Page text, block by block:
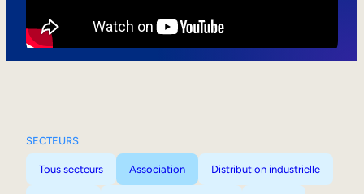
SECTEURS
Tous secteurs Association Distribution industrielle